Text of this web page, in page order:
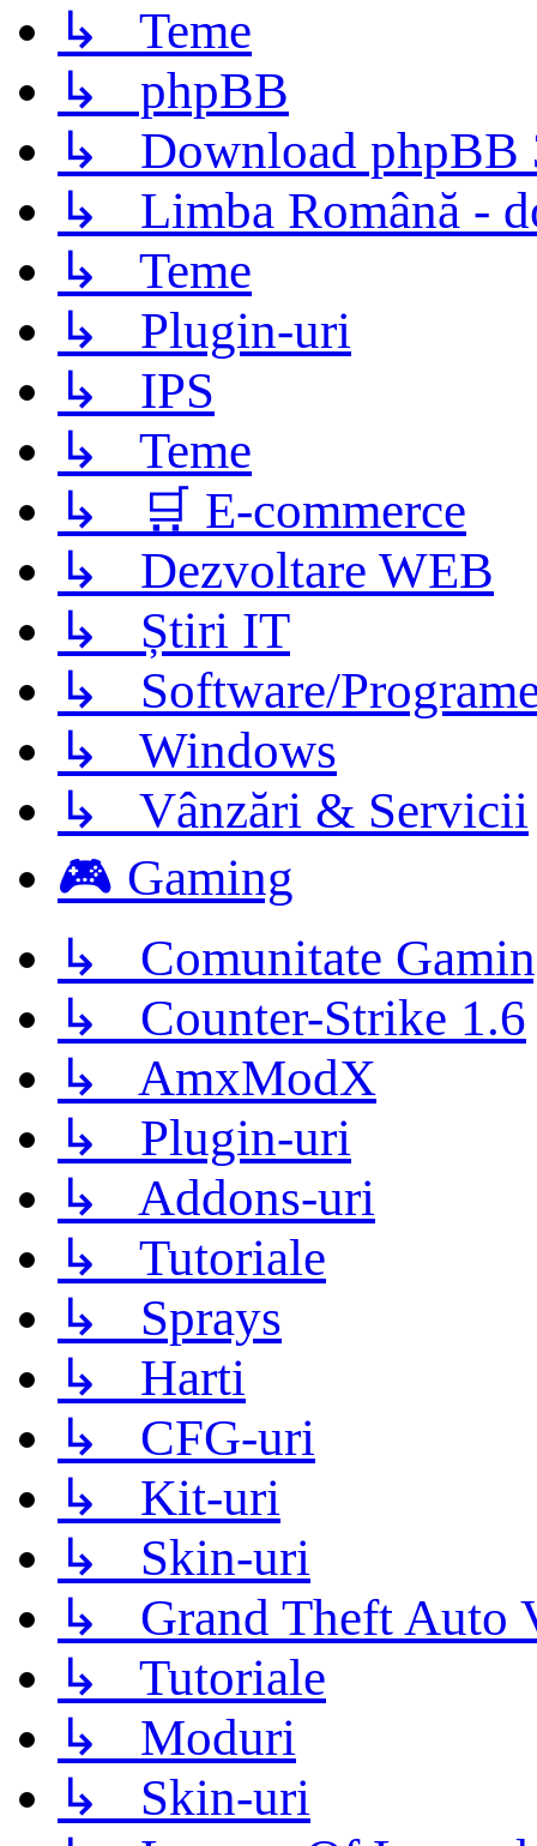
↳ Teme
↳ phpBB
↳ Download phpBB
↳ Limba Română -
↳ Teme
↳ Plugin-uri
↳ IPS
↳ Teme
↳ 🛒 E-commerce
↳ Dezvoltare WEB
↳ Știri IT
↳ Software/
↳ Windows
↳ Vânzări & Servicii
🎮 Gaming
↳ Comunitate
↳ Counter-Strike 1.6
↳ AmxModX
↳ Plugin-uri
↳ Addons-uri
↳ Tutoriale
↳ Sprays
↳ Harti
↳ CFG-uri
↳ Kit-uri
↳ Skin-uri
↳ Grand Theft Auto
↳ Tutoriale
↳ Moduri
↳ Skin-uri